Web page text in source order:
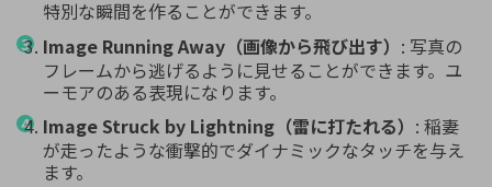
特別な瞬間を作ることができます。
Image Running Away（画像から飛び出す） : 写真の
フレームから逃げるように見せることができます。ユ
ーモアのある表現になります。
Image Struck by Lightning（雷に打たれる） : 稲妻
が走ったような衝撃的でダイナミックなタッチを与え
ます。